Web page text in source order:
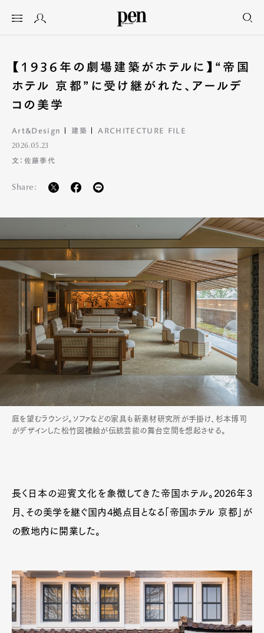
【1936年の劇場建築がホテルに】“帝国
ホテル 京都”に受け継がれた、アールデ
コの美学
Art&Design 建築 ARCHITECTURE FILE
2026.05.23
文：佐藤季代
Share:
庭を望むラウンジ。ソファなどの家具も新素材研究所が手掛け、杉本博司
がデザインした松竹図襖絵が伝統芸能の舞台空間を想起させる。
長く日本の迎賓文化を象徴してきた帝国ホテル。2026年3
月、その美学を継ぐ国内4拠点目となる「帝国ホテル 京都」が
の敷地内に開業した。